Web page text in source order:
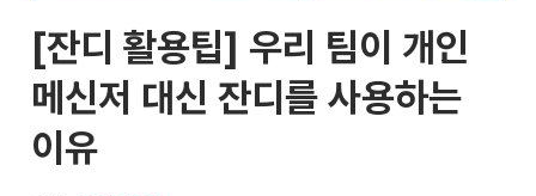
[잔디 활용팁] 우리 팀이 개인
메신저 대신 잔디를 사용하는
이유